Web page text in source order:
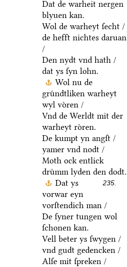
Dat de warheit nergen
blyuen kan.
Wol de warheyt ſecht /
de hefft nichtes daruan
/
Den nydt vnd hath /
dat ys ſyn lohn.
Wol nu de
gruͤndtliken warheyt
wyl voͤren /
Vnd de Werldt mit der
warheyt roͤren.
De kumpt yn angſt /
yamer vnd nodt /
Moth ock entlick
druͤmm lyden den dodt.
235.
Dat ys
vorwar eyn
vorſtendich man /
De ſyner tungen wol
ſchonen kan.
Vell beter ys ſwygen /
vnd gudt gedencken /
Alſe mit ſpreken /